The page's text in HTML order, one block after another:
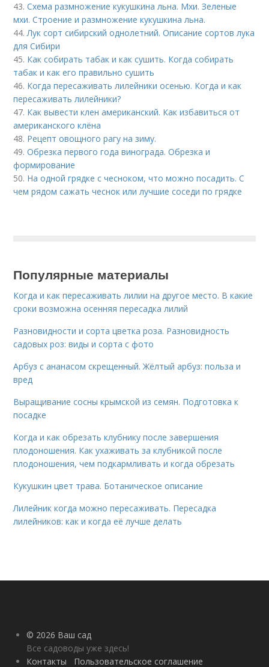
43.Схема размножение кукушкина льна. Мхи. Зеленые
мхи. Строение и размножение кукушкина льна.
44.Лук сорт сибирский однолетний. Описание сортов лука
для Сибири
45. Как собирать табак и как сушить. Когда собирать
табак и как его правильно сушить
46. Когда пересаживать лилейники осенью. Когда и как
пересаживать лилейники?
47. Как вывести клен американский. Как избавиться от
американского клёна
48. Рецепт овощного рагу на зиму.
49.Обрезка первого года винограда. Обрезка и
формирование
50. На одной грядке с чесноком, что можно посадить. С
чем рядом сажать чеснок или лучшие соседи по грядке
Популярные материалы
Когда и как пересаживать лилии на другое место. В какие
сроки возможна осенняя пересадка лилий
Разновидности и сорта цветка роза. Разновидность
садовых роз: виды и сорта с фото
Арбуз с ананасом скрещенный. Жёлтый арбуз: польза и
вред
Выращивание сосны крымской из семян. Подготовка к
посадке
Когда и как обрезать клубнику после завершения
плодоношения. Как ухаживать за клубникой после
плодоношения, чем подкармливать и когда обрезать
Кукушкин цвет трава. Ботаническое описание
Лилейник когда можно пересаживать. Пересадка
лилейников: как и когда её лучше делать
© 2026 Ваш сад
Все садоводы уже здесь!
Контакты
Пользовательское соглашение